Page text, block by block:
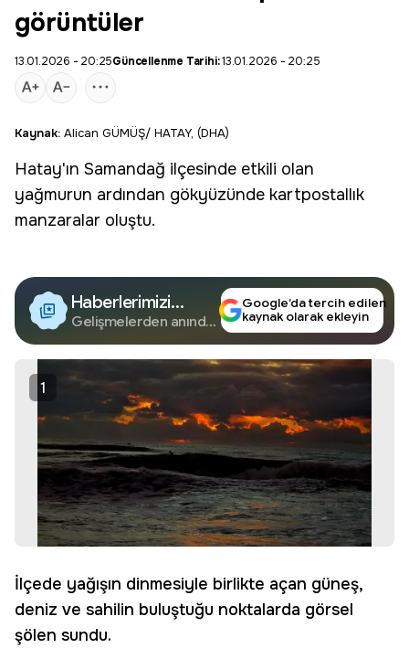
görüntüler
13.01.2026 - 20:25Güncellenme Tarihi:13.01.2026 - 20:25
Kaynak: Alican GÜMÜŞ/ HATAY, (DHA)
Hatay'ın Samandağ ilçesinde etkili olan
yağmurun ardından gökyüzünde kartpostallık
manzaralar oluştu.
Haberlerimizi
Google'da Takip
Edin
Gelişmelerden anında
Google’da tercih edilen
kaynak olarak ekleyin
1
İlçede yağışın dinmesiyle birlikte açan güneş,
deniz ve sahilin buluştuğu noktalarda görsel
şölen sundu.